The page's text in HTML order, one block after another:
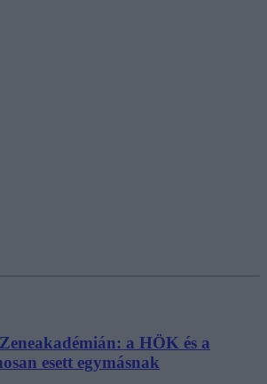
a HÖK és a
esett egymásnak